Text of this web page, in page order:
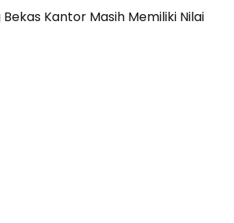
Kantor Masih Memiliki Nilai